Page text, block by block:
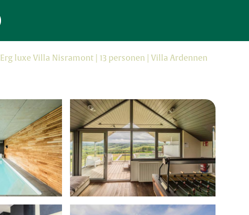
Erg luxe Villa Nisramont | 13 personen | Villa Ardennen